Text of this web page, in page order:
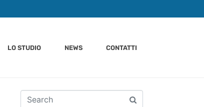
LO STUDIO NEWS CONTATTI